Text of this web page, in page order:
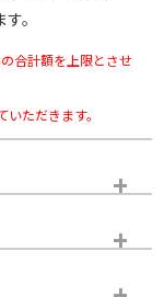
。
合計額を上限とさせ
ただきます。
りますので、あら